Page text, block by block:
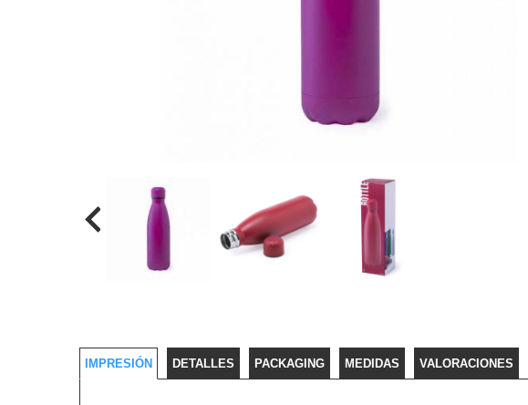
IMPRESIÓN DETALLES PACKAGING MEDIDAS VALORACIONES